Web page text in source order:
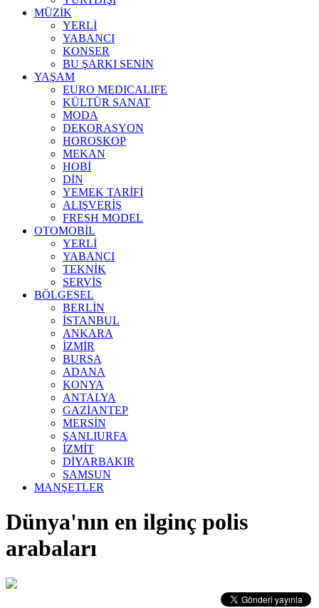
MÜZİK
YERLİ
YABANCI
KONSER
BU ŞARKI SENİN
YAŞAM
EURO MEDICALIFE
KÜLTÜR SANAT
MODA
DEKORASYON
HOROSKOP
MEKAN
HOBİ
DİN
YEMEK TARİFİ
ALIŞVERİŞ
FRESH MODEL
OTOMOBİL
YERLİ
YABANCI
TEKNİK
SERVİS
BÖLGESEL
BERLİN
İSTANBUL
ANKARA
İZMİR
BURSA
ADANA
KONYA
ANTALYA
GAZİANTEP
MERSİN
ŞANLIURFA
İZMİT
DİYARBAKIR
SAMSUN
MANŞETLER
Dünya'nın en ilginç polis
arabaları